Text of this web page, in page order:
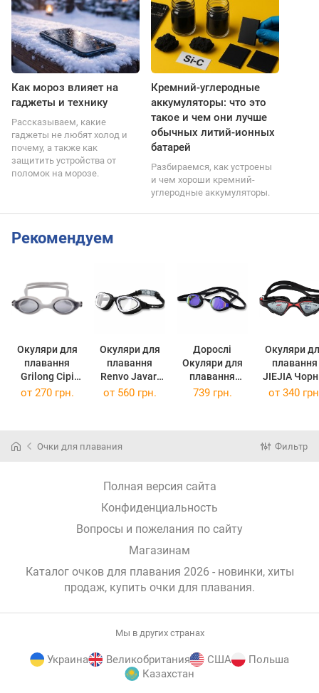
Как мороз влияет на
гаджеты и технику
Рассказываем, какие
гаджеты не любят холод и
почему, а также как
защитить устройства от
поломок на морозе.
Кремний-углеродные
аккумуляторы: что это
такое и чем они лучше
обычных литий-ионных
батарей
Разбираемся, как устроены
и чем хороши кремний-
углеродные аккумуляторы.
Рекомендуем
Окуляри для
плавання
Grilong Сірі
(J8220-7)
Окуляри для
плавання
Renvo Javari
Уні Anti-fog
Дорослі
Окуляри для
плавання
Renvo Aries
Окуляри
плавання
JIEJIA
червоні
от 270 грн. от 560 грн. 739 грн. от 340
Очки для плавания Фильтр
Полная версия сайта
Конфиденциальность
Вопросы и пожелания по сайту
Магазинам
Каталог очков для плавания 2026 - новинки, хиты
продаж, купить очки для плавания.
Мы в других странах
Украина Великобритания США
Польша
Казахстан